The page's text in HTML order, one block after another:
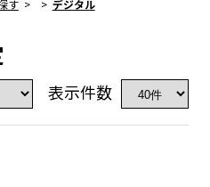
ら探す
す デジタル
表示件数